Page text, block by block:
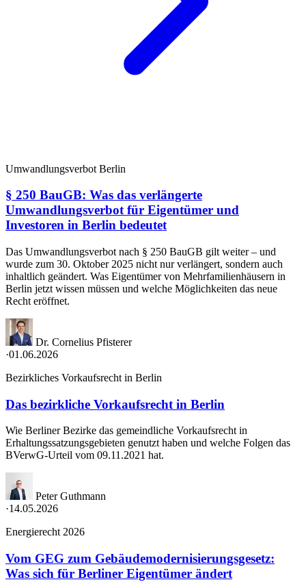
Umwandlungsverbot Berlin
§ 250 BauGB: Was das verlängerte
Umwandlungsverbot für Eigentümer und
Investoren in Berlin bedeutet
Das Umwandlungsverbot nach § 250 BauGB gilt weiter – und
wurde zum 30. Oktober 2025 nicht nur verlängert, sondern auch
inhaltlich geändert. Was Eigentümer von Mehrfamilienhäusern in
Berlin jetzt wissen müssen und welche Möglichkeiten das neue
Recht eröffnet.
Dr. Cornelius Pfisterer
·01.06.2026
Bezirkliches Vorkaufsrecht in Berlin
Das bezirkliche Vorkaufsrecht in Berlin
Wie Berliner Bezirke das gemeindliche Vorkaufsrecht in
Erhaltungssatzungsgebieten genutzt haben und welche Folgen das
BVerwG-Urteil vom 09.11.2021 hat.
Peter Guthmann
·14.05.2026
Energierecht 2026
Vom GEG zum Gebäudemodernisierungsgesetz:
Was sich für Berliner Eigentümer ändert